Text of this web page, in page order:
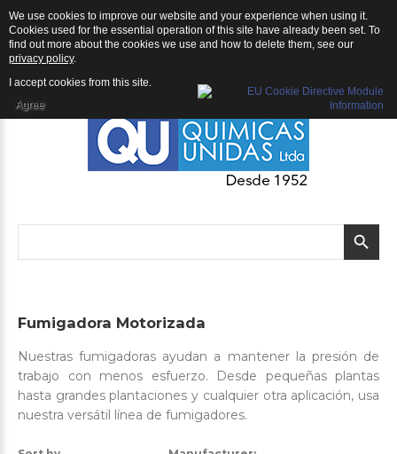
Fumigadora Motorizada
Nuestras fumigadoras ayudan a mantener la presión de
trabajo con menos esfuerzo. Desde pequeñas plantas
hasta grandes plantaciones y cualquier otra aplicación, usa
nuestra versátil línea de fumigadores.
We use cookies to improve our website and your experience when using it.
Cookies used for the essential operation of this site have already been set. To
find out more about the cookies we use and how to delete them, see our
privacy policy.
I accept cookies from this site.
Agree
QU | Productos